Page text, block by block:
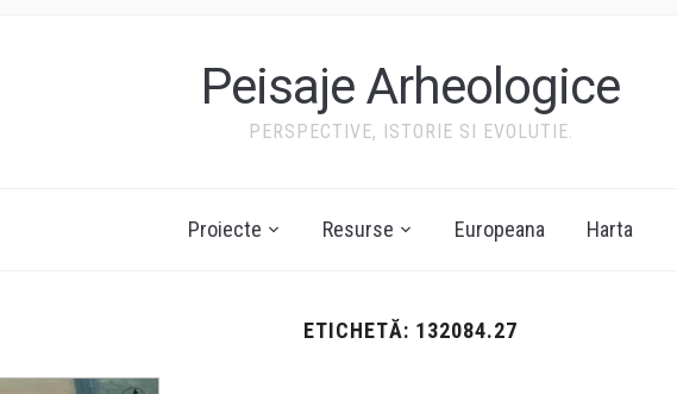
Peisaje Arheologice
PERSPECTIVE, ISTORIE SI EVOLUTIE.
Proiecte Resurse Europeana Harta
ETICHETĂ: 132084.27